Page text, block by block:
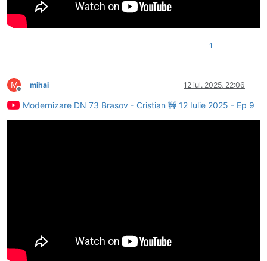
1
M
Deconectat
mihai 12 iul. 2025, 22:06
Modernizare DN 73 Brasov - Cristian 🚧 12 Iulie 2025 - Ep 9